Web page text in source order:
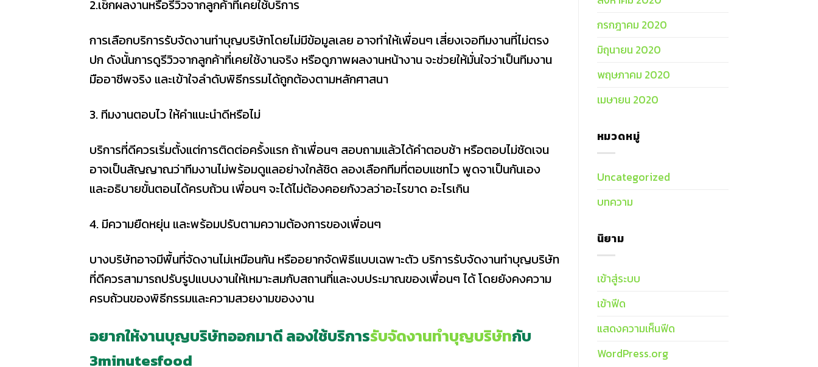
2.เช็กผลงานหรือรีวิวจากลูกค้าที่เคยใช้บริการ
การเลือกบริการรับจัดงานทําบุญบริษัทโดยไม่มีข้อมูลเลย อาจทำให้เพื่อนๆ เสี่ยงเจอทีมงานที่ไม่ตรง
ปก ดังนั้นการดูรีวิวจากลูกค้าที่เคยใช้งานจริง หรือดูภาพผลงานหน้างาน จะช่วยให้มั่นใจว่าเป็นทีมงาน
มืออาชีพจริง และเข้าใจลำดับพิธีกรรมได้ถูกต้องตามหลักศาสนา
3. ทีมงานตอบไว ให้คำแนะนำดีหรือไม่
บริการที่ดีควรเริ่มตั้งแต่การติดต่อครั้งแรก ถ้าเพื่อนๆ สอบถามแล้วได้คำตอบช้า หรือตอบไม่ชัดเจน
อาจเป็นสัญญาณว่าทีมงานไม่พร้อมดูแลอย่างใกล้ชิด ลองเลือกทีมที่ตอบแชทไว พูดจาเป็นกันเอง
และอธิบายขั้นตอนได้ครบถ้วน เพื่อนๆ จะได้ไม่ต้องคอยกังวลว่าอะไรขาด อะไรเกิน
4. มีความยืดหยุ่น และพร้อมปรับตามความต้องการของเพื่อนๆ
บางบริษัทอาจมีพื้นที่จัดงานไม่เหมือนกัน หรืออยากจัดพิธีแบบเฉพาะตัว บริการรับจัดงานทําบุญบริษัท
ที่ดีควรสามารถปรับรูปแบบงานให้เหมาะสมกับสถานที่และงบประมาณของเพื่อนๆ ได้ โดยยังคงความ
ครบถ้วนของพิธีกรรมและความสวยงามของงาน
อยากให้งานบุญบริษัทออกมาดี ลองใช้บริการรับจัดงานทําบุญบริษัทกับ
3minutesfood
กรกฎาคม 2020
มิถุนายน 2020
พฤษภาคม 2020
เมษายน 2020
หมวดหมู่
Uncategorized
บทความ
นิยาม
เข้าสู่ระบบ
เข้าฟีด
แสดงความเห็นฟีด
WordPress.org